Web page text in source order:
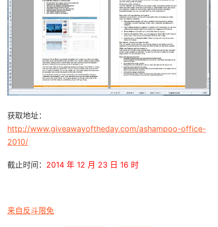
获取地址：
http://www.giveawayoftheday.com/ashampoo-office-
2010/
截止时间： 2014 年 12 月 23 日 16 时
来自反斗限免